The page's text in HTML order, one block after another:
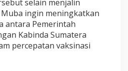
selain menjalin
ingin meningkatkan
antara Pemerintah
Kabinda Sumatera
percepatan vaksinasi